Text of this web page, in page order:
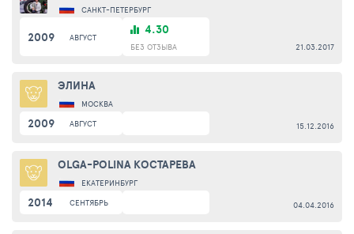
САНКТ-ПЕТЕРБУРГ
2009 АВГУСТ 4.30
БЕЗ ОТЗЫВА 21.03.2017
ЭЛИНА
МОСКВА
2009 АВГУСТ 15.12.2016
OLGA-POLINA КОСТАРЕВА
ЕКАТЕРИНБУРГ
2014 СЕНТЯБРЬ 04.04.2016